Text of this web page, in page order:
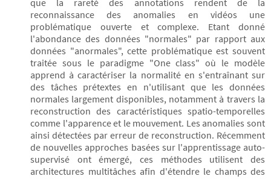
que la rareté des annotations rendent de la
reconnaissance des anomalies en vidéos une
problématique ouverte et complexe. Etant donné
l'abondance des données "normales" par rapport aux
données "anormales", cette problématique est souvent
traitée sous le paradigme "One class" où le modèle
apprend à caractériser la normalité en s'entraînant sur
des tâches prétextes en n'utilisant que les données
normales largement disponibles, notamment à travers la
reconstruction des caractéristiques spatio-temporelles
comme l'apparence et le mouvement. Les anomalies sont
ainsi détectées par erreur de reconstruction. Récemment
de nouvelles approches basées sur l'apprentissage auto-
supervisé ont émergé, ces méthodes utilisent des
architectures multitâches afin d'étendre le champs des